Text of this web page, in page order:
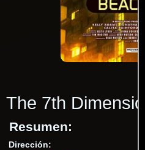
The 7th Dimension
Resumen:
Dirección: